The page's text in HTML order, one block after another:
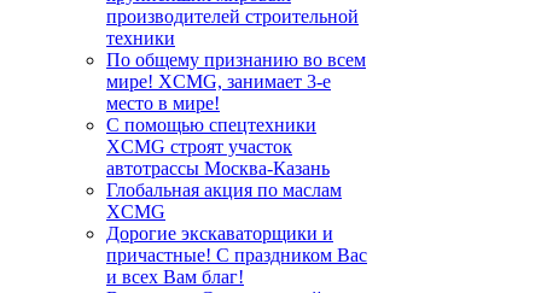
производителей строительной
техники
По общему признанию во всем
мире! XCMG, занимает 3-е
место в мире!
С помощью спецтехники
XCMG строят участок
автотрассы Москва-Казань
Глобальная акция по маслам
XCMG
Дорогие экскаваторщики и
причастные! С праздником Вас
и всех Вам благ!